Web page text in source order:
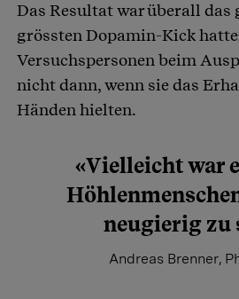
Das Resultat war überall das
grössten Dopamin-Kick
Versuchspersonen beim
nicht dann, wenn sie das
Händen hielten.
«Vielleicht war
neugierig zu
Andreas Brenner,